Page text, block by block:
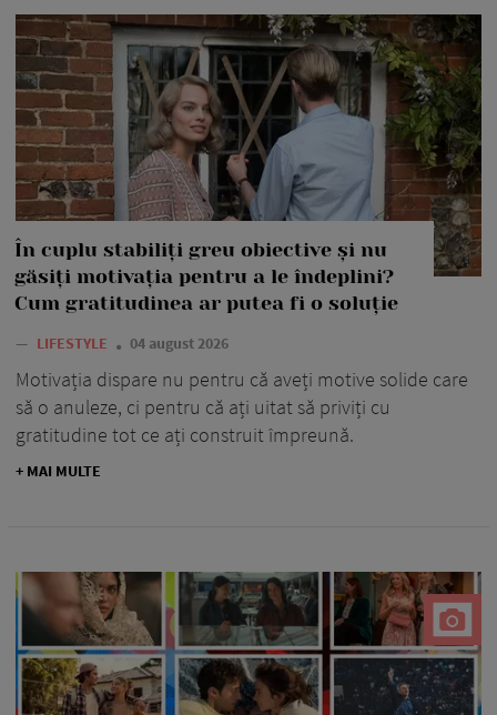
În cuplu stabiliți greu obiective și nu
găsiți motivația pentru a le îndeplini?
Cum gratitudinea ar putea fi o soluție
— LIFESTYLE 04 august 2026
Motivația dispare nu pentru că aveți motive solide care
să o anuleze, ci pentru că ați uitat să priviți cu
gratitudine tot ce ați construit împreună.
+ MAI MULTE